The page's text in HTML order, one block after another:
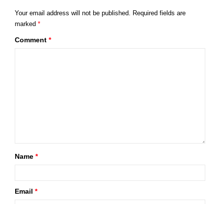
Your email address will not be published. Required fields are
marked *
Comment *
Name *
Email *